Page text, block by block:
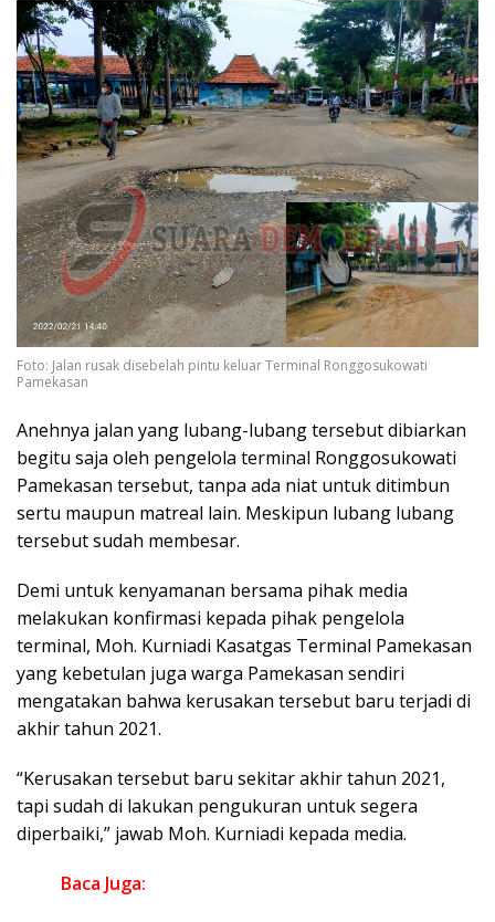
Foto: Jalan rusak disebelah pintu keluar Terminal Ronggosukowati
Pamekasan
Anehnya jalan yang lubang-lubang tersebut dibiarkan
begitu saja oleh pengelola terminal Ronggosukowati
Pamekasan tersebut, tanpa ada niat untuk ditimbun
sertu maupun matreal lain. Meskipun lubang lubang
tersebut sudah membesar.
Demi untuk kenyamanan bersama pihak media
melakukan konfirmasi kepada pihak pengelola
terminal, Moh. Kurniadi Kasatgas Terminal Pamekasan
yang kebetulan juga warga Pamekasan sendiri
mengatakan bahwa kerusakan tersebut baru terjadi di
akhir tahun 2021.
“Kerusakan tersebut baru sekitar akhir tahun 2021,
tapi sudah di lakukan pengukuran untuk segera
diperbaiki,” jawab Moh. Kurniadi kepada media.
Baca Juga: